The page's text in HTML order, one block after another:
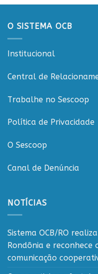
O SISTEMA OCB
Institucional
Central de
Trabalhe no Sescoop
Política de Privacidade
O Sescoop
Canal de Denúncia
NOTÍCIAS
Sistema OCB/RO
Rondônia e
comunicação